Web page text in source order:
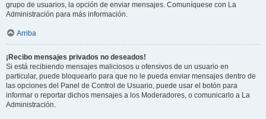
grupo de usuarios, la opción de enviar mensajes. Comuníquese con La
Administración para más información.
Arriba
¡Recibo mensajes privados no deseados!
Si está recibiendo mensajes maliciosos u ofensivos de un usuario en
particular, puede bloquearlo para que no le pueda enviar mensajes dentro de
las opciones del Panel de Control de Usuario, puede usar el botón para
informar o reportar dichos mensajes a los Moderadores, o comunicarlo a La
Administración.